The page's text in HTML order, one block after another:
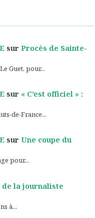
sur Procès de Sainte-
Guet, pour...
sur « C’est officiel » :
de-France...
sur Une coupe du
pour...
la journaliste
à...